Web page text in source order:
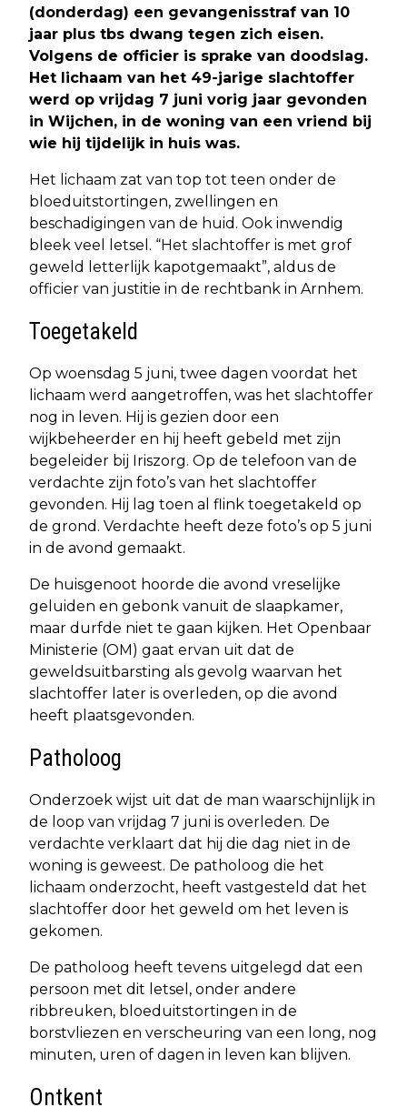
(donderdag) een gevangenisstraf van 10
jaar plus tbs dwang tegen zich eisen.
Volgens de officier is sprake van doodslag.
Het lichaam van het 49-jarige slachtoffer
werd op vrijdag 7 juni vorig jaar gevonden
in Wijchen, in de woning van een vriend bij
wie hij tijdelijk in huis was.
Het lichaam zat van top tot teen onder de
bloeduitstortingen, zwellingen en
beschadigingen van de huid. Ook inwendig
bleek veel letsel. “Het slachtoffer is met grof
geweld letterlijk kapotgemaakt”, aldus de
officier van justitie in de rechtbank in Arnhem.
Toegetakeld
Op woensdag 5 juni, twee dagen voordat het
lichaam werd aangetroffen, was het slachtoffer
nog in leven. Hij is gezien door een
wijkbeheerder en hij heeft gebeld met zijn
begeleider bij Iriszorg. Op de telefoon van de
verdachte zijn foto’s van het slachtoffer
gevonden. Hij lag toen al flink toegetakeld op
de grond. Verdachte heeft deze foto’s op 5 juni
in de avond gemaakt.
De huisgenoot hoorde die avond vreselijke
geluiden en gebonk vanuit de slaapkamer,
maar durfde niet te gaan kijken. Het Openbaar
Ministerie (OM) gaat ervan uit dat de
geweldsuitbarsting als gevolg waarvan het
slachtoffer later is overleden, op die avond
heeft plaatsgevonden.
Patholoog
Onderzoek wijst uit dat de man waarschijnlijk in
de loop van vrijdag 7 juni is overleden. De
verdachte verklaart dat hij die dag niet in de
woning is geweest. De patholoog die het
lichaam onderzocht, heeft vastgesteld dat het
slachtoffer door het geweld om het leven is
gekomen.
De patholoog heeft tevens uitgelegd dat een
persoon met dit letsel, onder andere
ribbreuken, bloeduitstortingen in de
borstvliezen en verscheuring van een long, nog
minuten, uren of dagen in leven kan blijven.
Ontkent